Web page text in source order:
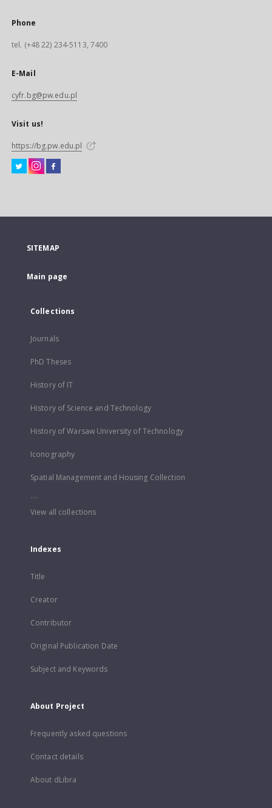
Phone
tel. (+48 22) 234-5113, 7400
E-Mail
cyfr.bg@pw.edu.pl
Visit us!
https://bg.pw.edu.pl
SITEMAP
Main page
Collections
Journals
PhD Theses
History of IT
History of Science and Technology
History of Warsaw University of Technology
Iconography
Spatial Management and Housing Collection
...
View all collections
Indexes
Title
Creator
Contributor
Original Publication Date
Subject and Keywords
About Project
Frequently asked questions
Contact details
About dLibra